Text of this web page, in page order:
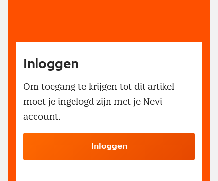
Inloggen
Om toegang te krijgen tot dit artikel
moet je ingelogd zijn met je Nevi
account.
Inloggen